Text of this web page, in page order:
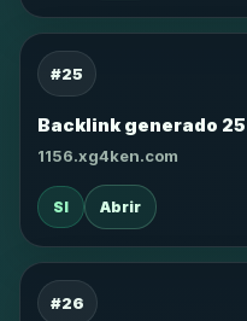
#25
Backlink generado 25
1156.xg4ken.com
SI Abrir
#26